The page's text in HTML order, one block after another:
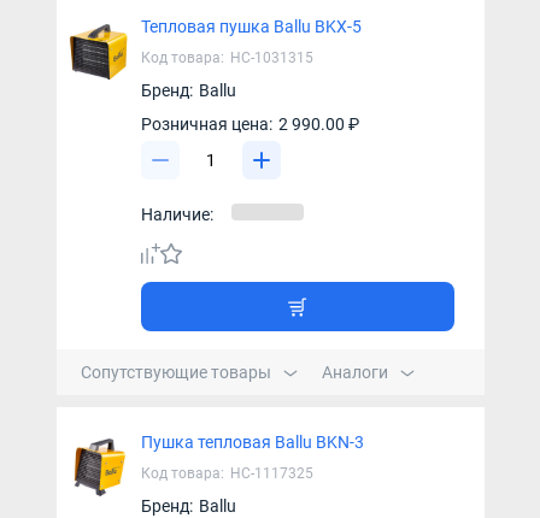
Тепловая пушка Ballu BKX-5
Код товара: НС-1031315
Бренд: Ballu
Розничная цена: 2 990.00 ₽
Наличие:
Сопутствующие товары Аналоги
Пушка тепловая Ballu BKN-3
Код товара: НС-1117325
Бренд: Ballu